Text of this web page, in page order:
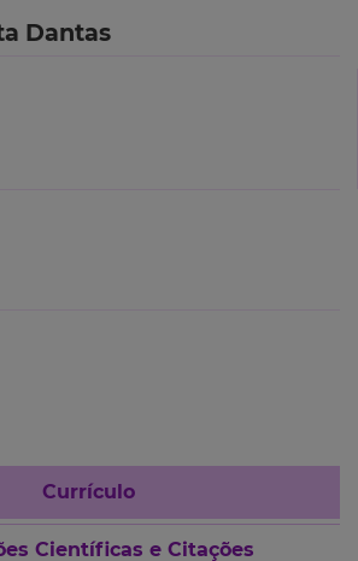
Dantas
Currículo
Científicas e Citações